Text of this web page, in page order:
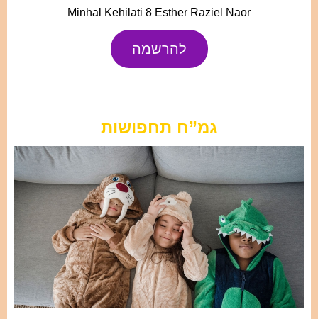
Minhal Kehilati 8 Esther Raziel Naor
להרשמה
גמ”ח תחפושות